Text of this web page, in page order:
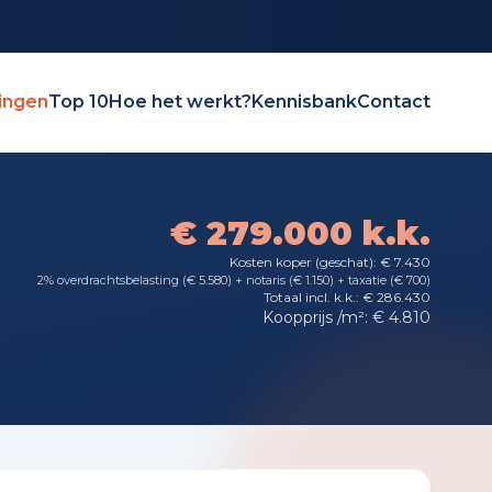
Top 10Hoe het werkt?KennisbankContact
€ 279.000 k.k.
Kosten koper (geschat): € 7.430
2% overdrachtsbelasting (€ 5.580) + notaris (€ 1.150) + taxatie (€ 700)
Totaal incl. k.k.: € 286.430
Koopprijs /m²: € 4.810